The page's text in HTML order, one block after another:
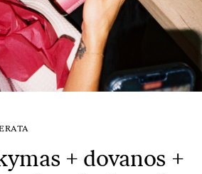
+ dovanos +